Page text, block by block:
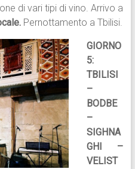
di vari tipi di vino. Arrivo a
Pernottamento a Tbilisi.
GIORNO
5:
TBILISI
–
BODBE
–
SIGHNA
GHI –
VELIST